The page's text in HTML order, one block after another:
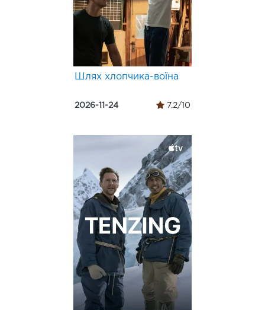
Шлях хлопчика-воїна
2026-11-24 7.2/10